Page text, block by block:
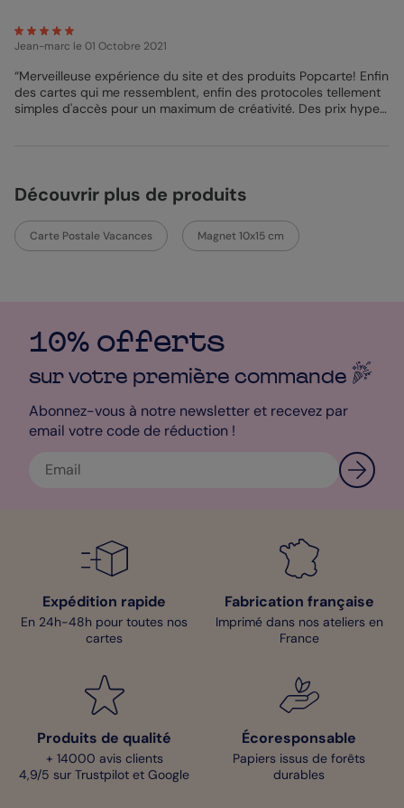
Jean-marc le 01 Octobre 2021
“Merveilleuse expérience du site et des produits Popcarte! Enfin
des cartes qui me ressemblent, enfin des protocoles tellement
simples d'accès pour un maximum de créativité. Des prix hyper
correspondants. Pour leur plaisir de recevoir et le mien
d'envoyer, mille merci : je suis séduit.”
Découvrir plus de produits
Carte Postale Vacances Magnet 10x15 cm
10% offerts
sur votre première commande
Abonnez-vous à notre newsletter et recevez par
email votre code de réduction !
Expédition rapide
En 24h-48h pour toutes nos
cartes
Fabrication française
Imprimé dans nos ateliers en
France
Produits de qualité
+ 14000 avis clients
4,9/5 sur Trustpilot et Google
Écoresponsable
Papiers issus de forêts
durables